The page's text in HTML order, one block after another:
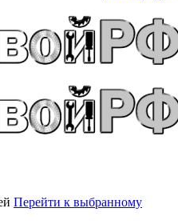
Перейти к выбранному